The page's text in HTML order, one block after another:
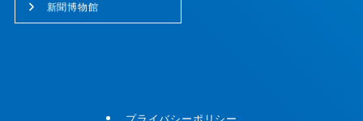
新聞博物館